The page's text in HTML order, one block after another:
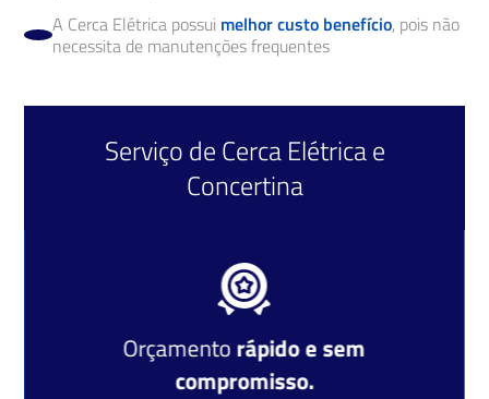
A Cerca Elétrica possui melhor custo benefício, pois não
necessita de manutenções frequentes
Serviço deCerca Elétricae
Concertina
Orçamentorápido e sem
compromisso.